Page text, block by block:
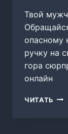
Твой
опасному
ручку на
гора
онлайн
ЧИТАТЬ